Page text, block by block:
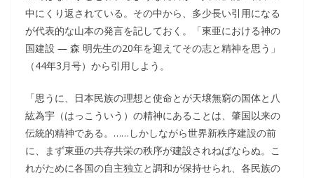
中にくり返されている。その中から、多少長い引用になる
が代表的な山本の発言を記しておく。「東亜における神の
国建設 ― 森 明先生の20年を迎えてその志と精神を思う」
（44年3月号）から引用しよう。
「思うに、日本民族の理想と使命とが天壌無窮の国体と八
紘為宇（はっこういう）の精神にあることは、肇国以来の
伝統的精神である。……しかしながら世界新秩序建設の前
に、まず東亜の共存共栄の秩序が建設されねばならぬ。こ
れがために各国の自主独立と調和が保持せられ、各民族の